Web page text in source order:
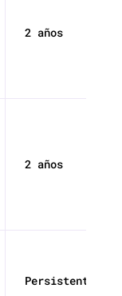
2 años
2 años
Persistente